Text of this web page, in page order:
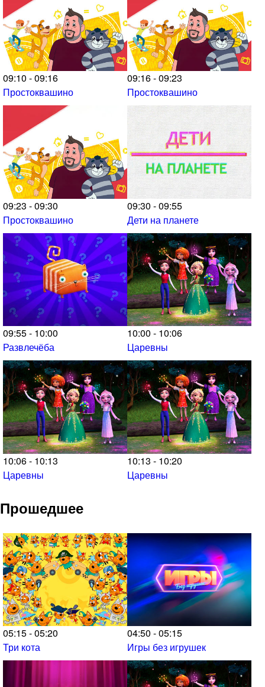
09:10 - 09:16
Простоквашино
09:16 - 09:23
Простоквашино
09:23 - 09:30
Простоквашино
09:30 - 09:55
Дети на планете
09:55 - 10:00
Развлечёба
10:00 - 10:06
Царевны
10:06 - 10:13
Царевны
10:13 - 10:20
Царевны
Прошедшее
05:15 - 05:20
Три кота
04:50 - 05:15
Игры без игрушек